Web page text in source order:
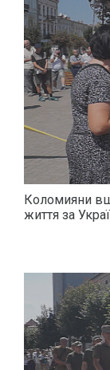
Коломияни
життя за